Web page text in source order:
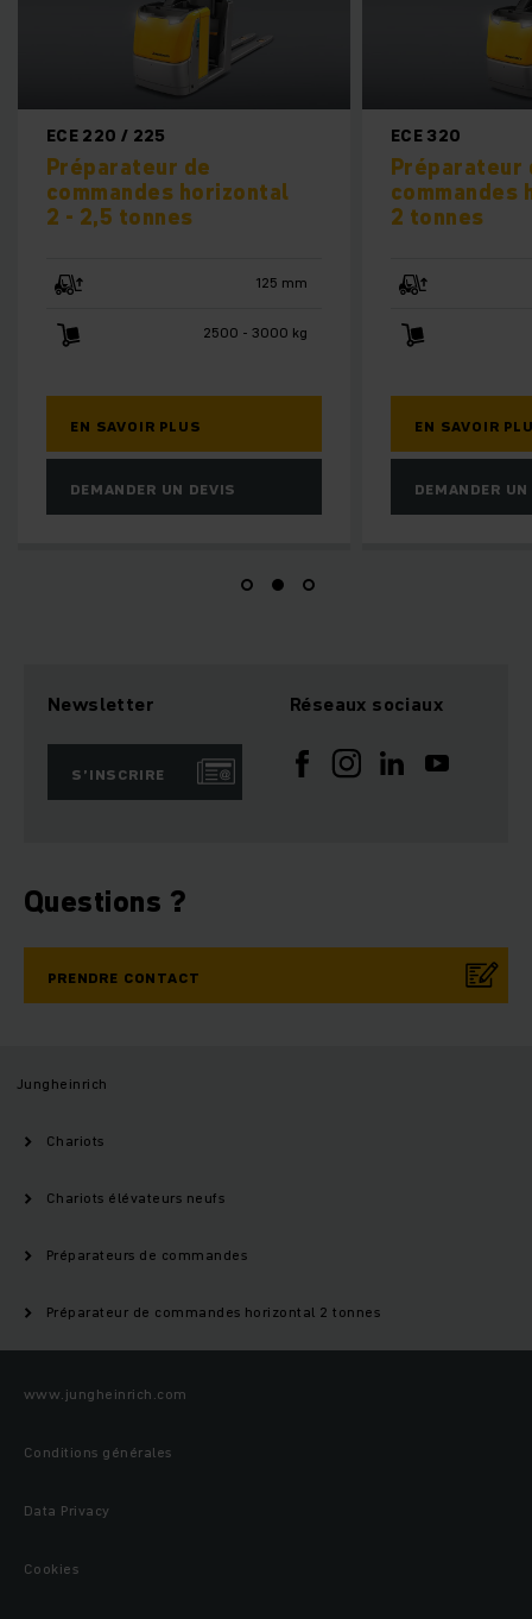
de
horizontal
2500 - 3000 kg
UN DEVIS
Préparateur de
commandes horizontal
DEMANDER UN DEVIS
Newsletter
S’INSCRIRE
Réseaux sociaux
Questions ?
PRENDRE CONTACT
Jungheinrich
Chariots
Chariots élévateurs neufs
Préparateurs de commandes
Préparateur de commandes horizontal 2 tonnes
www.jungheinrich.com
Conditions générales
Data Privacy
Cookies